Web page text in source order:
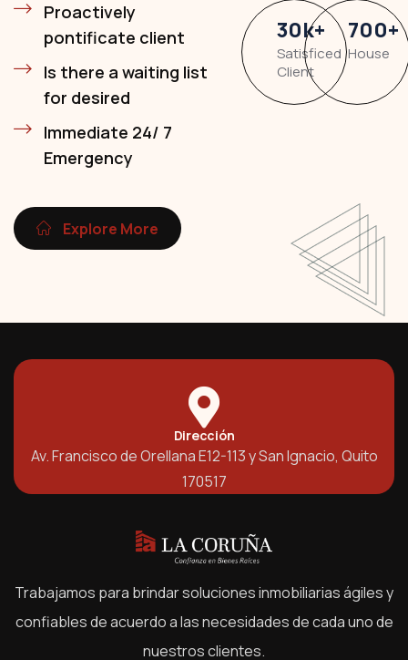
Proactively
pontificate client
Is there a waiting list
for desired
Immediate 24/ 7
Emergency
30k+
Satisficed
Client
700+
House
Explore More
Dirección
Av. Francisco de Orellana E12-113 y San Ignacio, Quito
170517
Trabajamos para brindar soluciones inmobiliarias ágiles y
confiables de acuerdo a las necesidades de cada uno de
nuestros clientes.